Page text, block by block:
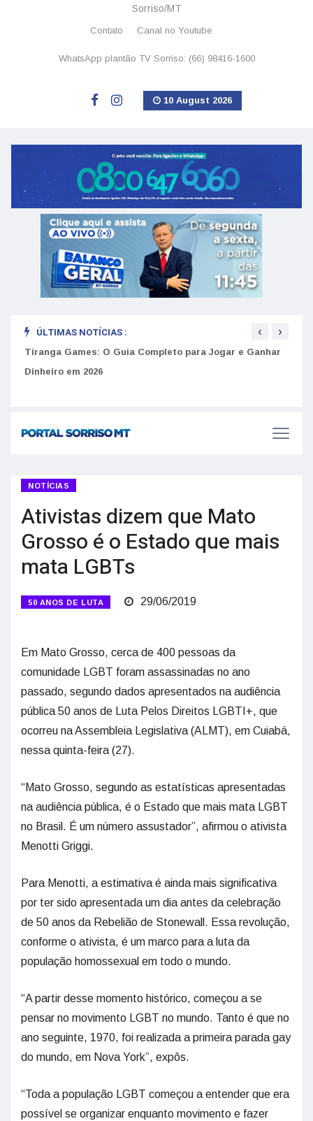
Sorriso/MT
Contato Canal no Youtube
WhatsApp plantão TV Sorriso: (66) 98416-1600
10 August 2026
ÚLTIMAS NOTÍCIAS :
Tiranga Games: O Guia Completo para Jogar e Ganhar
Dinheiro em 2026
‹ ›
NOTÍCIAS
Ativistas dizem que Mato
Grosso é o Estado que mais
mata LGBTs
50 ANOS DE LUTA 29/06/2019
Em Mato Grosso, cerca de 400 pessoas da
comunidade LGBT foram assassinadas no ano
passado, segundo dados apresentados na audiência
pública 50 anos de Luta Pelos Direitos LGBTI+, que
ocorreu na Assembleia Legislativa (ALMT), em Cuiabá,
nessa quinta-feira (27).
“Mato Grosso, segundo as estatísticas apresentadas
na audiência pública, é o Estado que mais mata LGBT
no Brasil. É um número assustador”, afirmou o ativista
Menotti Griggi.
Para Menotti, a estimativa é ainda mais significativa
por ter sido apresentada um dia antes da celebração
de 50 anos da Rebelião de Stonewall. Essa revolução,
conforme o ativista, é um marco para a luta da
população homossexual em todo o mundo.
“A partir desse momento histórico, começou a se
pensar no movimento LGBT no mundo. Tanto é que no
ano seguinte, 1970, foi realizada a primeira parada gay
do mundo, em Nova York”, expôs.
“Toda a população LGBT começou a entender que era
possível se organizar enquanto movimento e fazer